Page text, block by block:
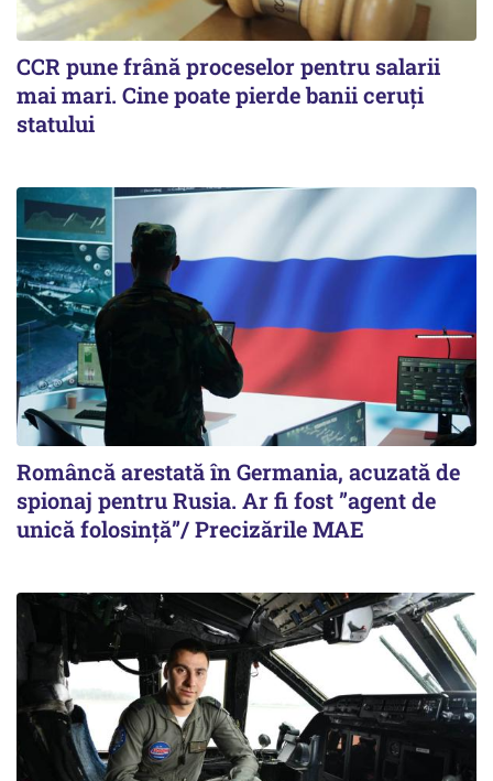
CCR pune frână proceselor pentru salarii
mai mari. Cine poate pierde banii ceruți
statului
Româncă arestată în Germania, acuzată de
spionaj pentru Rusia. Ar fi fost ”agent de
unică folosință”/ Precizările MAE